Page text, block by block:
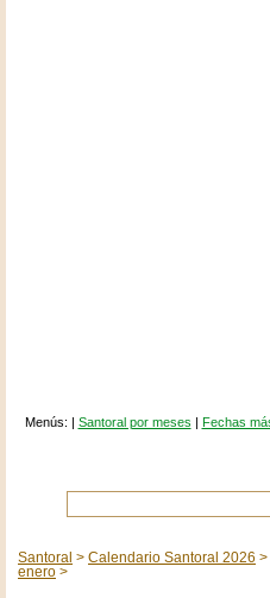
Menús: | Santoral por meses | Fechas
Santoral Calendario Santoral 2026
enero